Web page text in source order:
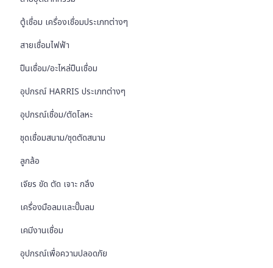
ตู้เชื่อม เครื่องเชื่อมประเภทต่างๆ
สายเชื่อมไฟฟ้า
ปืนเชื่อม/อะไหล่ปืนเชื่อม
อุปกรณ์ HARRIS ประเภทต่างๆ
อุปกรณ์เชื่อม/ตัดโลหะ
ชุดเชื่อมสนาม/ชุดตัดสนาม
ลูกล้อ
เจียร ขัด ตัด เจาะ กลึง
เครื่องมือลมและปั๊มลม
เคมีงานเชื่อม
อุปกรณ์เพื่อความปลอดภัย